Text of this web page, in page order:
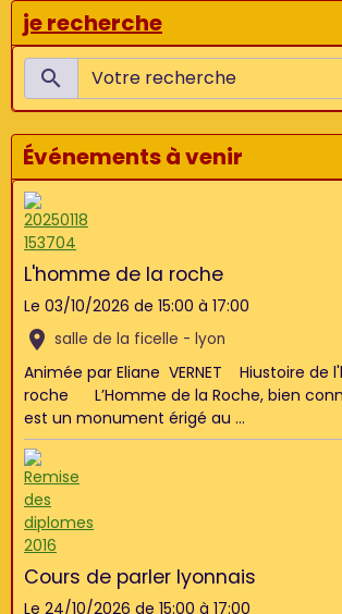
je recherche
Événements à venir
L'homme de la roche
Le 03/10/2026 de 15:00 à 17:00
salle de la ficelle - lyon
Animée par Eliane VERNET Hiustoire de
roche L’Homme de la Roche, bien
est un monument érigé au ...
Cours de parler lyonnais
Le 24/10/2026 de 15:00 à 17:00